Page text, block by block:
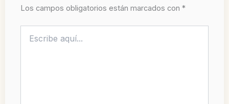
Los campos obligatorios están marcados con *
aquí...